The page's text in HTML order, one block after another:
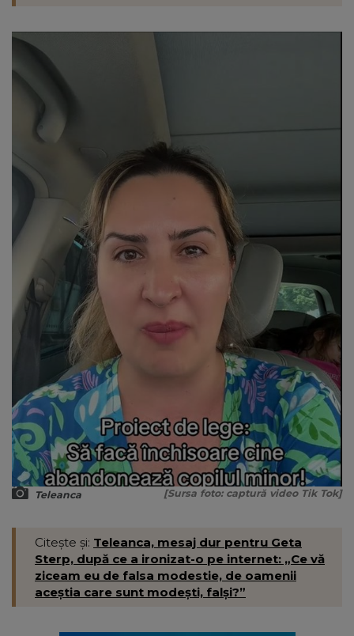
Teleanca [Sursa foto: captură video Tik Tok]
Citește și: Teleanca, mesaj dur pentru Geta
Sterp, după ce a ironizat-o pe internet: „Ce vă
ziceam eu de falsa modestie, de oamenii
aceștia care sunt modești, falși?”